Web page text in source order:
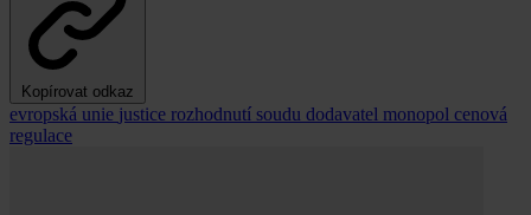
Kopírovat odkaz
evropská unie justice rozhodnutí soudu dodavatel monopol cenová
regulace